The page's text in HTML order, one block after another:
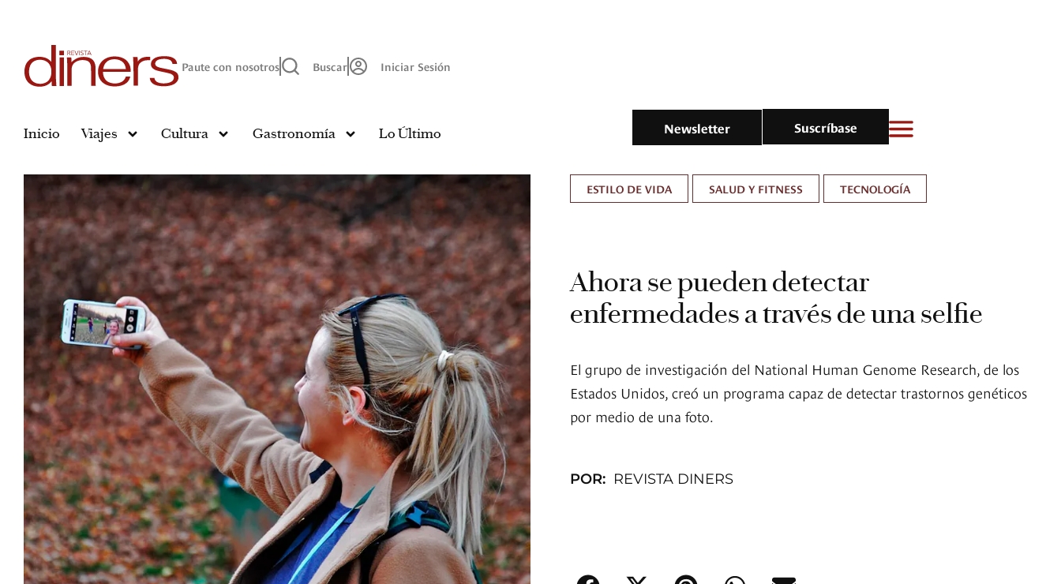
Paute con nosotros Buscar Iniciar Sesión
Inicio Viajes Cultura Gastronomía Lo Último Newsletter Suscríbase
ESTILO DE VIDA SALUD Y FITNESS TECNOLOGÍA
Ahora se pueden detectar
enfermedades a través de una selfie
El grupo de investigación del National Human Genome Research, de los
Estados Unidos, creó un programa capaz de detectar trastornos genéticos
por medio de una foto.
POR: REVISTA DINERS